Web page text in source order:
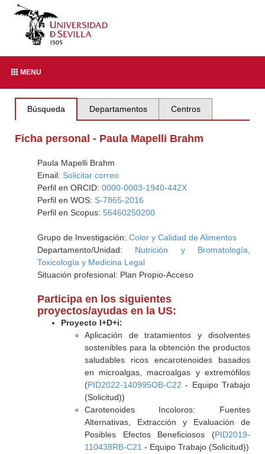
MENU
Búsqueda Departamentos Centros
Ficha personal - Paula Mapelli Brahm
Paula Mapelli Brahm
Email: Solicitar correo
Perfil en ORCID: 0000-0003-1940-442X
Perfil en WOS: S-7865-2016
Perfil en Scopus: 56460250200
Grupo de Investigación: Color y Calidad de Alimentos
Departamento/Unidad: Nutrición y Bromatología,
Toxicología y Medicina Legal
Situación profesional: Plan Propio-Acceso
Participa en los siguientes
proyectos/ayudas en la US:
Proyecto I+D+i:
Aplicación de tratamientos y disolventes
sostenibles para la obtención the productos
saludables ricos encarotenoides basados
en microalgas, macroalgas y extremófilos
(PID2022-140995OB-C22 - Equipo Trabajo
(Solicitud))
Carotenoides Incoloros: Fuentes
Alternativas, Extracción y Evaluación de
Posibles Efectos Beneficiosos (PID2019-
110438RB-C21 - Equipo Trabajo (Solicitud))